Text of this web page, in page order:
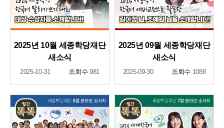
2025년 10월 세종학당재단
새소식
2025-10-31 조회수981
2025년 09월 세종학당재단
새소식
2025-09-30 조회수 1088